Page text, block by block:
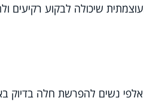
שיכולה לבקוע רקיעים
נשים להפרשת חלה בדיוק